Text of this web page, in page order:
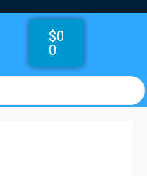
$0
0
Cart